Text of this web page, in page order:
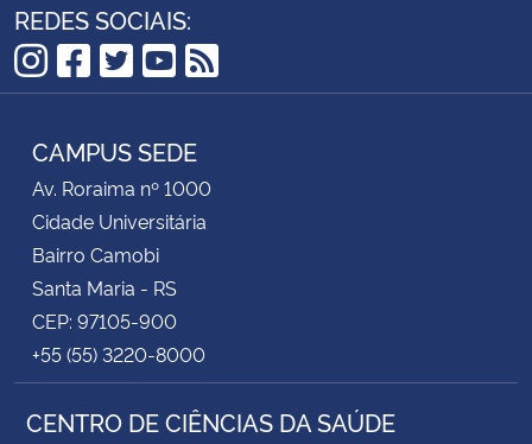
REDES SOCIAIS:
Instagram
Facebook
Twitter
YouTube
RSS
CAMPUS SEDE
Av. Roraima nº 1000
Cidade Universitária
Bairro Camobi
Santa Maria - RS
CEP: 97105-900
+55 (55) 3220-8000
CENTRO DE CIÊNCIAS DA SAÚDE